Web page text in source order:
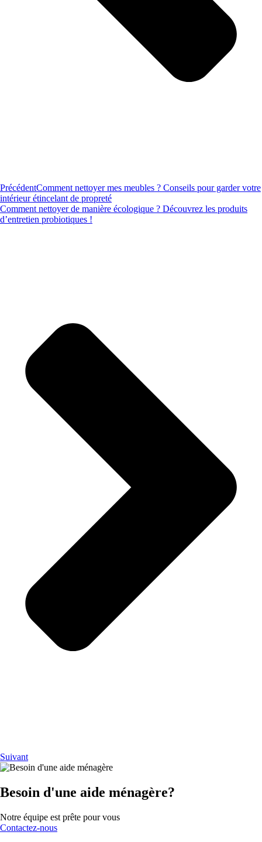
PrécédentComment nettoyer mes meubles ? Conseils pour garder votre
intérieur étincelant de propreté
Comment nettoyer de manière écologique ? Découvrez les produits
d’entretien probiotiques !
Suivant
Besoin d'une aide ménagère?
Notre équipe est prête pour vous
Contactez-nous